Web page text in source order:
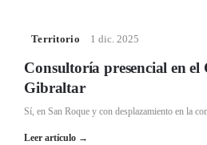
Territorio 1 dic. 2025
Consultoría presencial en el
Gibraltar
Sí, en San Roque y con desplazamiento en la
Leer artículo →